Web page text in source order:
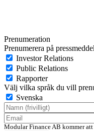
Prenumeration
Prenumerera på
Investor Relations
Public Relations
Rapporter
Välj vilka språk du vill
Svenska
Modular Finance AB kommer